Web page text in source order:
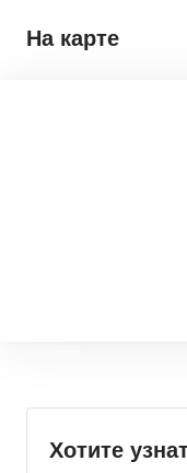
На карте
Хотите